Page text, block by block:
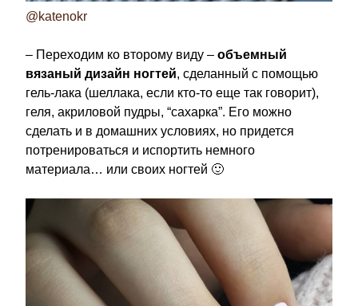
@katenokr
– Переходим ко второму виду – объемный
вязаный дизайн ногтей, сделанный с помощью
гель-лака (шеллака, если кто-то еще так говорит),
геля, акриловой пудры, “сахарка”. Его можно
сделать и в домашних условиях, но придется
потренироваться и испортить немного
материала… или своих ногтей 🙂